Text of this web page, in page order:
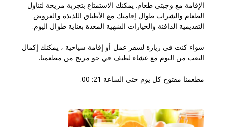
الإقامة مع وجبتي طعام. يمكنك الاستمتاع بتجربة مريحة لتناول
الطعام والشراب طوال إقامتك مع الأطباق اللذيذة والعروض
التقديمية الدافئة والخيارات الشهية المعدة بعناية طوال اليوم.
سواء كنت في زيارة لسفر عمل أو إقامة سياحية ، يمكنك إكمال
التعب من اليوم مع عشاء لطيف في جو مريح من مطعمنا.
مطعمنا مفتوح كل يوم حتى الساعة 21: 00.